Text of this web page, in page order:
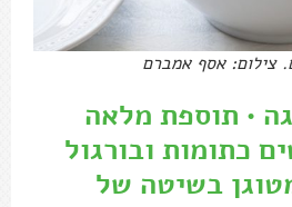
צילום: אסף אמברם
• תוספת מלאה
כתומות ובורגול
בשיטה של